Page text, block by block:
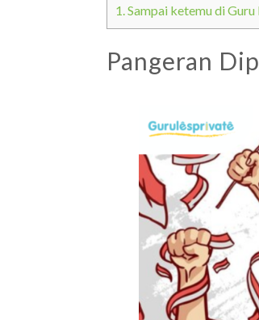
1.Sampai ketemu di Guru
Pangeran